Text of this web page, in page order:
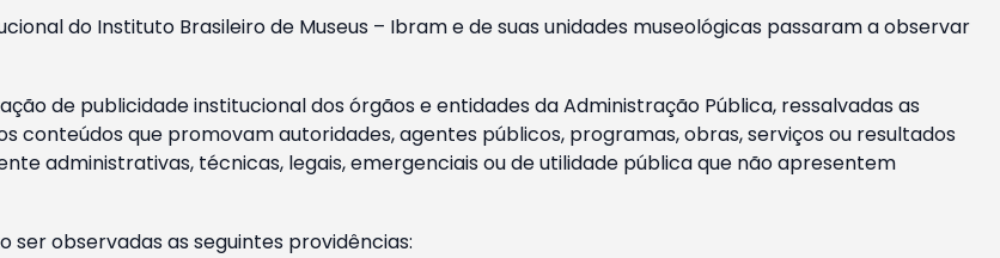
do Instituto Brasileiro de Museus – Ibram e de suas unidades museológicas passaram a observar
de publicidade institucional dos órgãos e entidades da Administração Pública, ressalvadas as
conteúdos que promovam autoridades, agentes públicos, programas, obras, serviços ou resultados
administrativas, técnicas, legais, emergenciais ou de utilidade pública que não apresentem
ser observadas as seguintes providências: